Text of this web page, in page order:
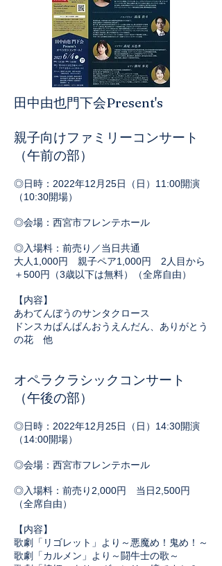
田中由也門下会Present's
親子向けファミリーコンサート
（午前の部）
◎日時：2022年12月25日（日）11:00開演
（10:30開場）
◎会場：西宮市フレンテホール
◎入場料：前売り／当日共通
大人1,000円 親子ペア1,000円 2人目から
＋500円（3歳以下は無料）（全席自由）​
【内容】
あわてんぼうのサンタクロース
​ドンスカぱんぱんおうえんだん、ありがとう
の花 他
オペラクラシックコンサート
（午後の部）
◎日時：2022年12月25日（日）14:30開演
（14:00開場）
◎会場：西宮市フレンテホール
◎入場料：前売り2,000円 当日2,500円
（全席自由）​
【内容】
歌劇「リゴレット」より～悪魔め！鬼め！～
歌劇「カルメン」より～闘牛士の歌～